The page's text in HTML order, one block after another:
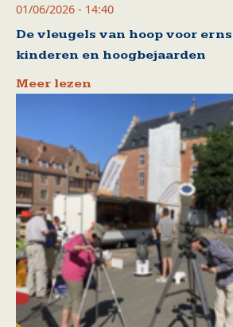
01/06/2026 - 14:40
De vleugels van hoop voor
kinderen en hoogbejaarden
Meer lezen